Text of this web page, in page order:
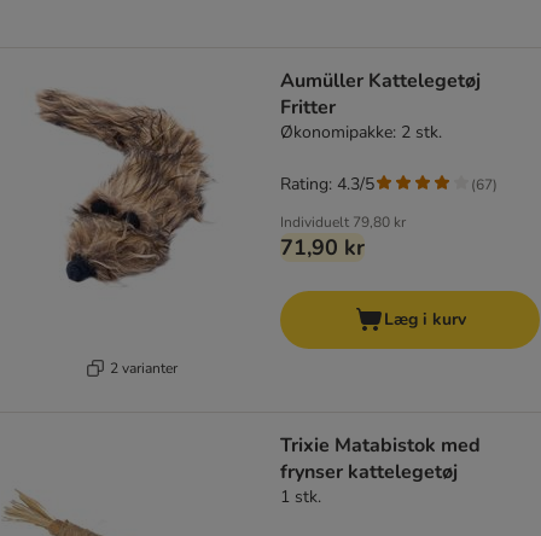
2 varianter
Aumüller Kattelegetøj
Fritter
Økonomipakke: 2 stk.
Individuelt 79,80 kr
71,90 kr
Rating: 4.3/5 (67)
Læg i kurv
Trixie Matabistok med
frynser kattelegetøj
1 stk.